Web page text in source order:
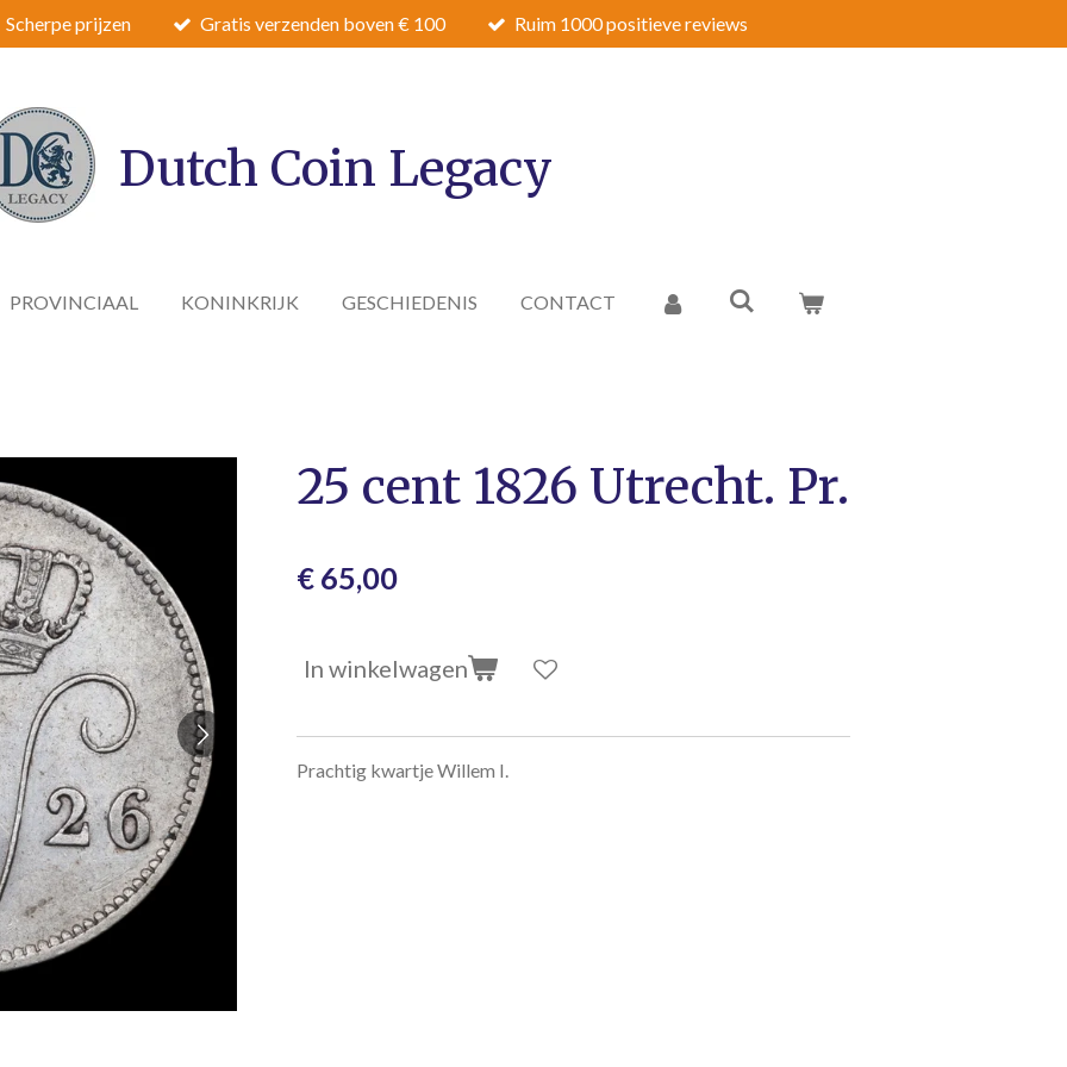
Scherpe prijzen Gratis verzenden boven € 100 Ruim 1000 positieve reviews
Dutch Coin Legacy
PROVINCIAAL KONINKRIJK GESCHIEDENIS CONTACT
25 cent 1826 Utrecht. Pr.
€ 65,00
In winkelwagen
Prachtig kwartje Willem I.